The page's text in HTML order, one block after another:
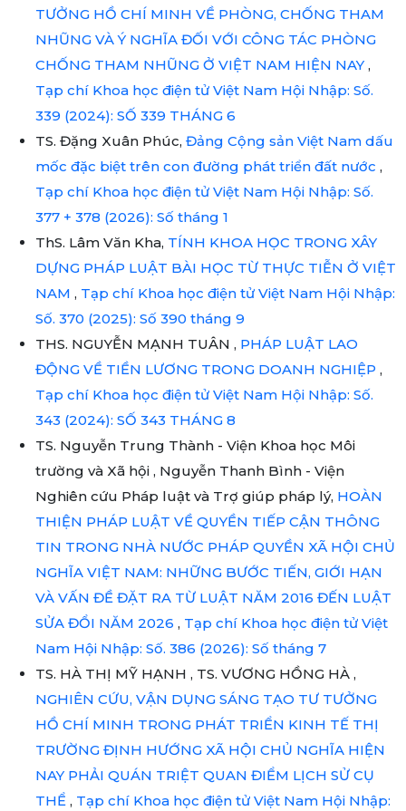
TƯỞNG HỒ CHÍ MINH VỀ PHÒNG, CHỐNG THAM
NHŨNG VÀ Ý NGHĨA ĐỐI VỚI CÔNG TÁC PHÒNG
CHỐNG THAM NHŨNG Ở VIỆT NAM HIỆN NAY ,
Tạp chí Khoa học điện tử Việt Nam Hội Nhập: Số.
339 (2024): SỐ 339 THÁNG 6
TS. Đặng Xuân Phúc, Đảng Cộng sản Việt Nam dấu
mốc đặc biệt trên con đường phát triển đất nước ,
Tạp chí Khoa học điện tử Việt Nam Hội Nhập: Số.
377 + 378 (2026): Số tháng 1
ThS. Lâm Văn Kha, TÍNH KHOA HỌC TRONG XÂY
DỰNG PHÁP LUẬT BÀI HỌC TỪ THỰC TIỄN Ở VIỆT
NAM , Tạp chí Khoa học điện tử Việt Nam Hội Nhập:
Số. 370 (2025): Số 390 tháng 9
THS. NGUYỄN MẠNH TUÂN , PHÁP LUẬT LAO
ĐỘNG VỀ TIỀN LƯƠNG TRONG DOANH NGHIỆP ,
Tạp chí Khoa học điện tử Việt Nam Hội Nhập: Số.
343 (2024): SỐ 343 THÁNG 8
TS. Nguyễn Trung Thành - Viện Khoa học Môi
trường và Xã hội , Nguyễn Thanh Bình - Viện
Nghiên cứu Pháp luật và Trợ giúp pháp lý, HOÀN
THIỆN PHÁP LUẬT VỀ QUYỀN TIẾP CẬN THÔNG
TIN TRONG NHÀ NƯỚC PHÁP QUYỀN XÃ HỘI CHỦ
NGHĨA VIỆT NAM: NHỮNG BƯỚC TIẾN, GIỚI HẠN
VÀ VẤN ĐỀ ĐẶT RA TỪ LUẬT NĂM 2016 ĐẾN LUẬT
SỬA ĐỔI NĂM 2026 , Tạp chí Khoa học điện tử Việt
Nam Hội Nhập: Số. 386 (2026): Số tháng 7
TS. HÀ THỊ MỸ HẠNH , TS. VƯƠNG HỒNG HÀ ,
NGHIÊN CỨU, VẬN DỤNG SÁNG TẠO TƯ TƯỞNG
HỒ CHÍ MINH TRONG PHÁT TRIỂN KINH TẾ THỊ
TRƯỜNG ĐỊNH HƯỚNG XÃ HỘI CHỦ NGHĨA HIỆN
NAY PHẢI QUÁN TRIỆT QUAN ĐIỂM LỊCH SỬ CỤ
THỂ , Tạp chí Khoa học điện tử Việt Nam Hội Nhập: